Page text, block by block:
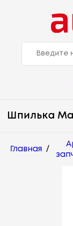
Шпилька
Главная /